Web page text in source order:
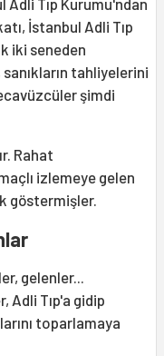
Tıp Kurumu'ndan
İstanbul Adli Tıp
iki seneden
sanıkların tahliyelerini
şimdi
Rahat
izlemeye gelen
göstermişler.
gelenler...
Adli Tıp'a gidip
toparlamaya